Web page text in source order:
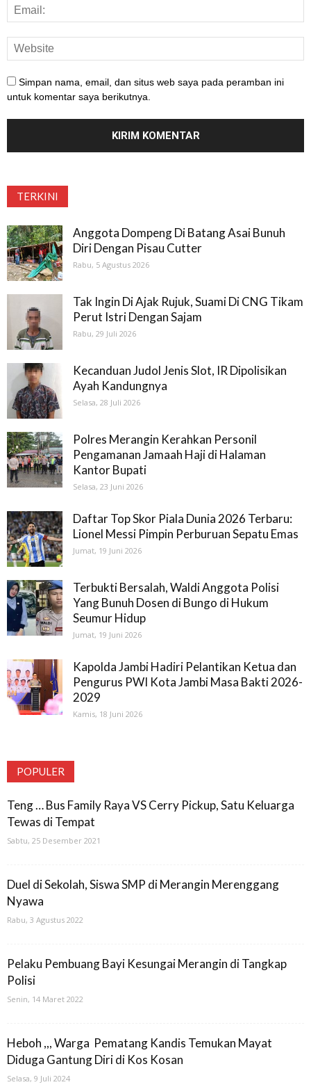
Simpan nama, email, dan situs web saya pada peramban ini
untuk komentar saya berikutnya.
TERKINI
Anggota Dompeng Di Batang Asai Bunuh
Diri Dengan Pisau Cutter
Rabu, 5 Agustus 2026
Tak Ingin Di Ajak Rujuk, Suami Di CNG Tikam
Perut Istri Dengan Sajam
Rabu, 29 Juli 2026
Kecanduan Judol Jenis Slot, IR Dipolisikan
Ayah Kandungnya
Selasa, 28 Juli 2026
Polres Merangin Kerahkan Personil
Pengamanan Jamaah Haji di Halaman
Kantor Bupati
Selasa, 23 Juni 2026
Daftar Top Skor Piala Dunia 2026 Terbaru:
Lionel Messi Pimpin Perburuan Sepatu Emas
Jumat, 19 Juni 2026
Terbukti Bersalah, Waldi Anggota Polisi
Yang Bunuh Dosen di Bungo di Hukum
Seumur Hidup
Jumat, 19 Juni 2026
Kapolda Jambi Hadiri Pelantikan Ketua dan
Pengurus PWI Kota Jambi Masa Bakti 2026-
2029
Kamis, 18 Juni 2026
POPULER
Teng … Bus Family Raya VS Cerry Pickup, Satu Keluarga
Tewas di Tempat
Sabtu, 25 Desember 2021
Duel di Sekolah, Siswa SMP di Merangin Merenggang
Nyawa
Rabu, 3 Agustus 2022
Pelaku Pembuang Bayi Kesungai Merangin di Tangkap
Polisi
Senin, 14 Maret 2022
Heboh ,,, Warga Pematang Kandis Temukan Mayat
Diduga Gantung Diri di Kos Kosan
Selasa, 9 Juli 2024